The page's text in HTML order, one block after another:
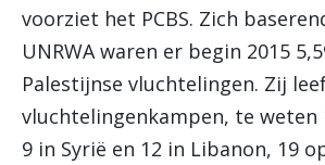
voorziet het PCBS. Zich
UNRWA waren er begin 2015
Palestijnse vluchtelingen. Zij
vluchtelingenkampen, te weten
9 in Syrië en 12 in Libanon, 19